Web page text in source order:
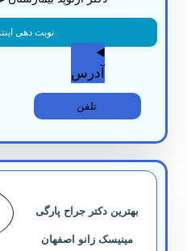
نوبت دهی اینترنتی
بهترین دکتر جراح پارگی
مینیسک زانو اصفهان